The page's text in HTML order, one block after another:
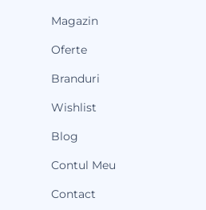
Magazin
Oferte
Branduri
Wishlist
Blog
Contul Meu
Contact